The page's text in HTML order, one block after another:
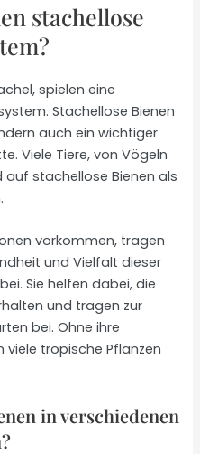
stachellose
spielen eine
Stachellose Bienen
auch ein wichtiger
Viele Tiere, von Vögeln
auf stachellose Bienen als
vorkommen, tragen
und Vielfalt dieser
Sie helfen dabei, die
und tragen zur
bei. Ohne ihre
tropische Pflanzen
in verschiedenen